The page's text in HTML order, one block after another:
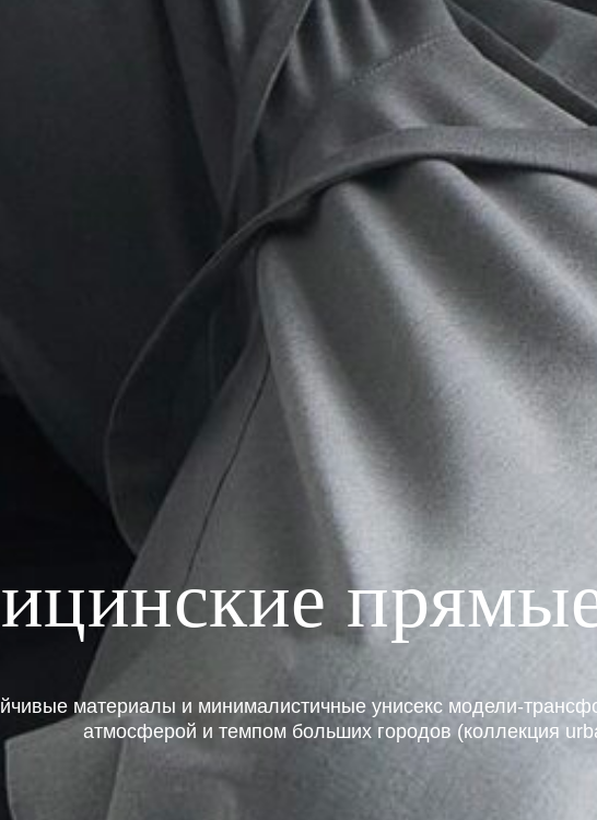
материалы и минималистичные унисекс модели-
атмосферой и темпом больших городов (коллекция